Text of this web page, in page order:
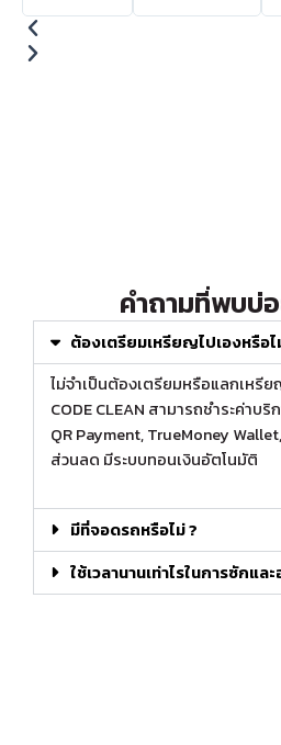
คำถามที่พบบ่
ต้องเตรียมเหรียญไปเองหรือไ
ไม่จำเป็นต้องเตรียมหรือแลกเหรีย
CODE CLEAN สามารถชำระค่าบ
QR Payment, TrueMoney
ส่วนลด มีระบบทอนเงินอัตโนมัติ
มีที่จอดรถหรือไม่ ?
ใช้เวลานานเท่าไรในการซักแล